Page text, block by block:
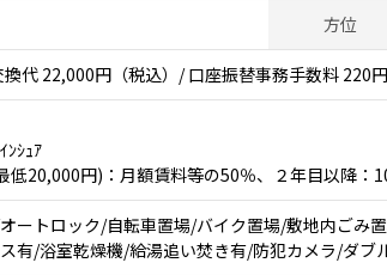
方位
代 22,000円（税込）/ 口座振替事務手数料 220
ﾝｼｭｱ
低20,000円)：月額賃料等の50％、２年目以降：
ートロック/自転車置場/バイク置場/敷地内ごみ
有/浴室乾燥機/給湯追い焚き有/防犯カメラ/ダブ